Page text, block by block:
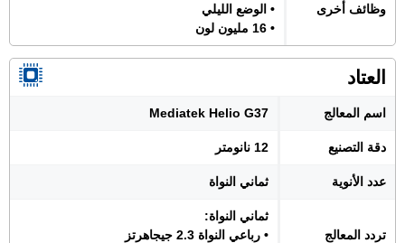
وظائف أخرى
• الوضع الليلي
• 16 مليون لون
العتاد
اسم المعالج Mediatek Helio G37
دقة التصنيع 12 نانومتر
عدد الأنوية ثماني النواة
تردد المعالج
ثماني النواة:
• رباعي النواة 2.3 جيجاهرتز